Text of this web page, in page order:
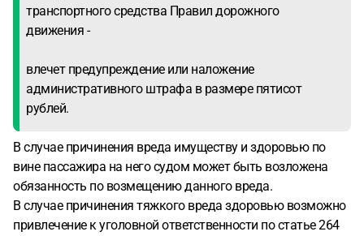
транспортного средства Правил дорожного
движения -
влечет предупреждение или наложение
административного штрафа в размере пятисот
рублей.
В случае причинения вреда имуществу и здоровью по
вине пассажира на него судом может быть возложена
обязанность по возмещению данного вреда.
В случае причинения тяжкого вреда здоровью возможно
привлечение к уголовной ответственности по статье 264